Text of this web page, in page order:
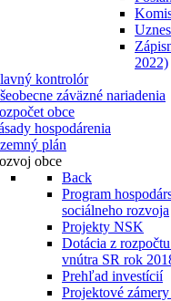
2022)
kontrolór
záväzné nariadenia
obce
hospodárenia
plán
obce
Back
Program
sociálneho rozvoja
Projekty NSK
Dotácia z
vnútra SR rok
Prehľad investícií
Projektové